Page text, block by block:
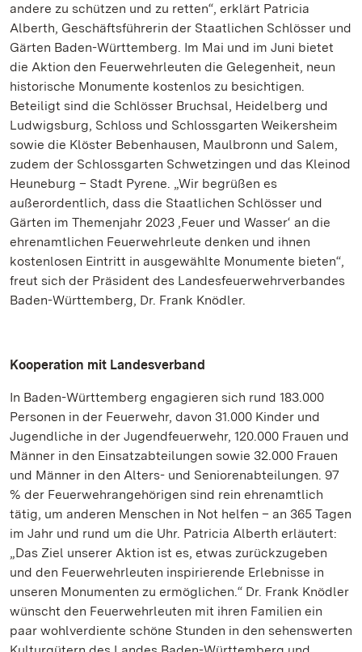
andere zu schützen und zu retten“, erklärt Patricia
Alberth, Geschäftsführerin der Staatlichen Schlösser und
Gärten Baden-Württemberg. Im Mai und im Juni bietet
die Aktion den Feuerwehrleuten die Gelegenheit, neun
historische Monumente kostenlos zu besichtigen.
Beteiligt sind die Schlösser Bruchsal, Heidelberg und
Ludwigsburg, Schloss und Schlossgarten Weikersheim
sowie die Klöster Bebenhausen, Maulbronn und Salem,
zudem der Schlossgarten Schwetzingen und das Kleinod
Heuneburg – Stadt Pyrene. „Wir begrüßen es
außerordentlich, dass die Staatlichen Schlösser und
Gärten im Themenjahr 2023 ‚Feuer und Wasser‘ an die
ehrenamtlichen Feuerwehrleute denken und ihnen
kostenlosen Eintritt in ausgewählte Monumente bieten“,
freut sich der Präsident des Landesfeuerwehrverbandes
Baden-Württemberg, Dr. Frank Knödler.
Kooperation mit Landesverband
In Baden-Württemberg engagieren sich rund 183.000
Personen in der Feuerwehr, davon 31.000 Kinder und
Jugendliche in der Jugendfeuerwehr, 120.000 Frauen und
Männer in den Einsatzabteilungen sowie 32.000 Frauen
und Männer in den Alters- und Seniorenabteilungen. 97
% der Feuerwehrangehörigen sind rein ehrenamtlich
tätig, um anderen Menschen in Not helfen – an 365 Tagen
im Jahr und rund um die Uhr. Patricia Alberth erläutert:
„Das Ziel unserer Aktion ist es, etwas zurückzugeben
und den Feuerwehrleuten inspirierende Erlebnisse in
unseren Monumenten zu ermöglichen.“ Dr. Frank Knödler
wünscht den Feuerwehrleuten mit ihren Familien ein
paar wohlverdiente schöne Stunden in den sehenswerten